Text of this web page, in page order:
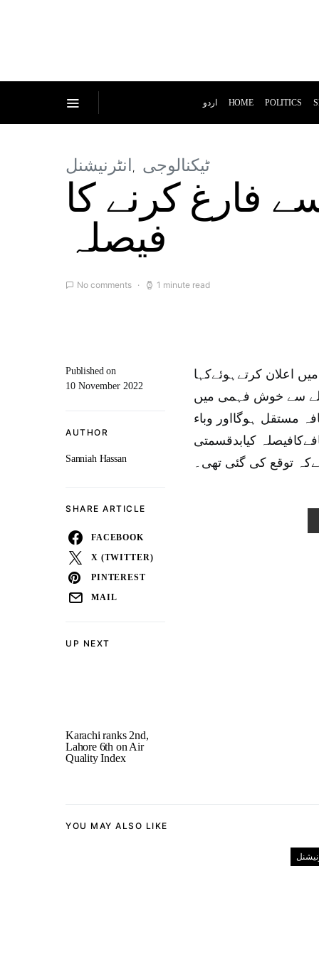
اردو HOME POLITICS
انٹرنیشنل ٹیکنالوجی
سے فارغ کرنے کا
فیصلہ
No comments 1 minute read
UP NEXT
Karachi ranks 2nd,
Lahore 6th on Air
Quality Index
Published on
10 November 2022
AUTHOR
Sanniah Hassan
SHARE ARTICLE
FACEBOOK
X (TWITTER)
PINTEREST
MAIL
اعلان کرتےہوئےکہا
سے خوش فہمی میں
مستقل ہوگااور وباء
کیابدقسمتی
توقع کی گئی تھی۔
YOU MAY ALSO LIKE